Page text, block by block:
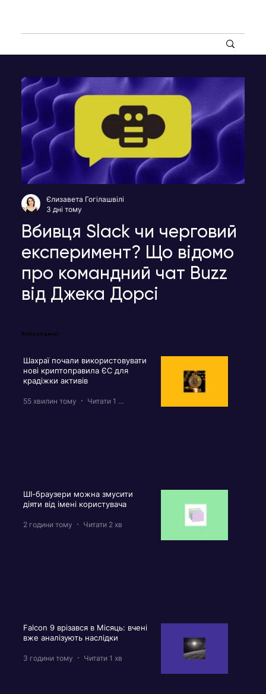
Вбивця Slack чи черговий
експеримент? Що відомо
про командний чат Buzz
від Джека Дорсі
Єлизавета Гогілашвілі
3 дні тому
Вибір редакції
Шахраї почали використовувати
нові криптоправила ЄС для
крадіжки активів
55 хвилин тому Читати 1 хв
ШІ-браузери можна змусити
діяти від імені користувача
2 години тому Читати 2 хв
Falcon 9 врізався в Місяць: вчені
вже аналізують наслідки
3 години тому Читати 1 хв